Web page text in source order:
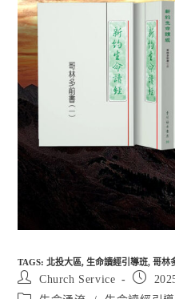
TAGS:北投大區, 生命讀經引導班, 哥林
Post
author:
Church Service
Post